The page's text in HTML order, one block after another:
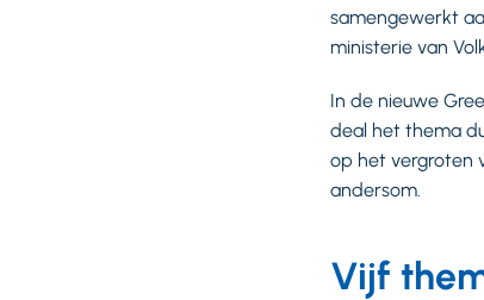
samengewerkt
ministerie van
In de nieuwe
deal het thema
op het vergroten
andersom.
Vijf